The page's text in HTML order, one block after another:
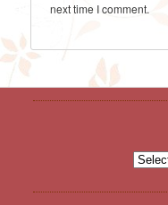
next time I comment.
Špaiz